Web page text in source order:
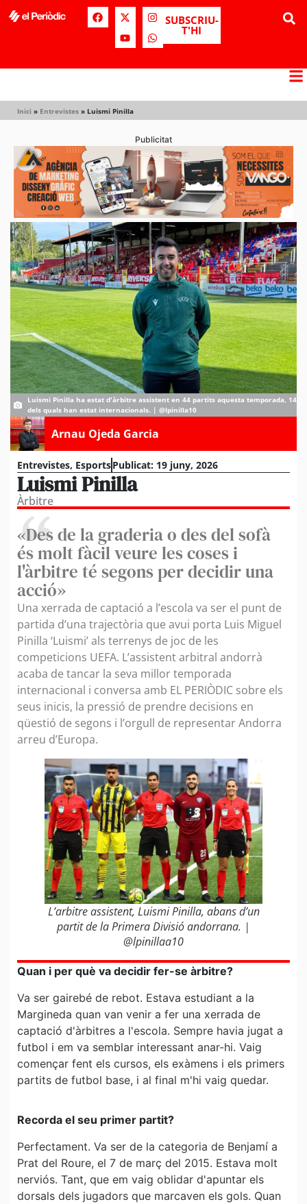
SUBSCRIU-
T'HI
Inici » Entrevistes » Luismi Pinilla
Publicitat
Luismi Pinilla ha estat d'àrbitre assistent en 44 partits aquesta temporada, 14
dels quals han estat internacionals. | @lpinilla10
Arnau Ojeda Garcia
Entrevistes, EsportsPublicat: 19 juny, 2026
Luismi Pinilla
Àrbitre
«Des de la graderia o des del sofà
és molt fàcil veure les coses i
l'àrbitre té segons per decidir una
acció»
Una xerrada de captació a l’escola va ser el punt de
partida d’una trajectòria que avui porta Luis Miguel
Pinilla ‘Luismi’ als terrenys de joc de les
competicions UEFA. L’assistent arbitral andorrà
acaba de tancar la seva millor temporada
internacional i conversa amb EL PERIÒDIC sobre els
seus inicis, la pressió de prendre decisions en
qüestió de segons i l’orgull de representar Andorra
arreu d’Europa.
L’arbitre assistent, Luismi Pinilla, abans d’un
partit de la Primera Divisió andorrana. |
@lpinillaa10
Quan i per què va decidir fer-se àrbitre?
Va ser gairebé de rebot. Estava estudiant a la
Margineda quan van venir a fer una xerrada de
captació d'àrbitres a l'escola. Sempre havia jugat a
futbol i em va semblar interessant anar-hi. Vaig
començar fent els cursos, els exàmens i els primers
partits de futbol base, i al final m'hi vaig quedar.
Recorda el seu primer partit?
Perfectament. Va ser de la categoria de Benjamí a
Prat del Roure, el 7 de març del 2015. Estava molt
nerviós. Tant, que em vaig oblidar d'apuntar els
dorsals dels jugadors que marcaven els gols. Quan